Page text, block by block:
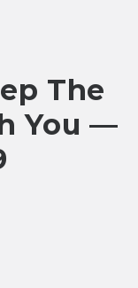
The
You —